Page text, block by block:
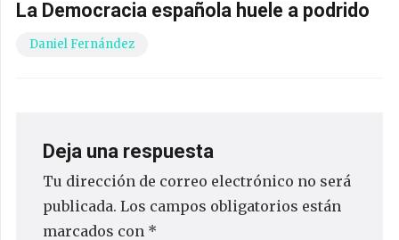
La Democracia española huele a podrido
Daniel Fernández
Deja una respuesta
Tu dirección de correo electrónico no será
publicada. Los campos obligatorios están
marcados con *